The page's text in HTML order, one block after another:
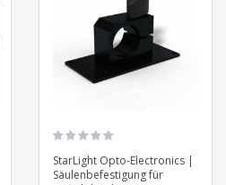
StarLight Opto-Electronics |
Säulenbefestigung für